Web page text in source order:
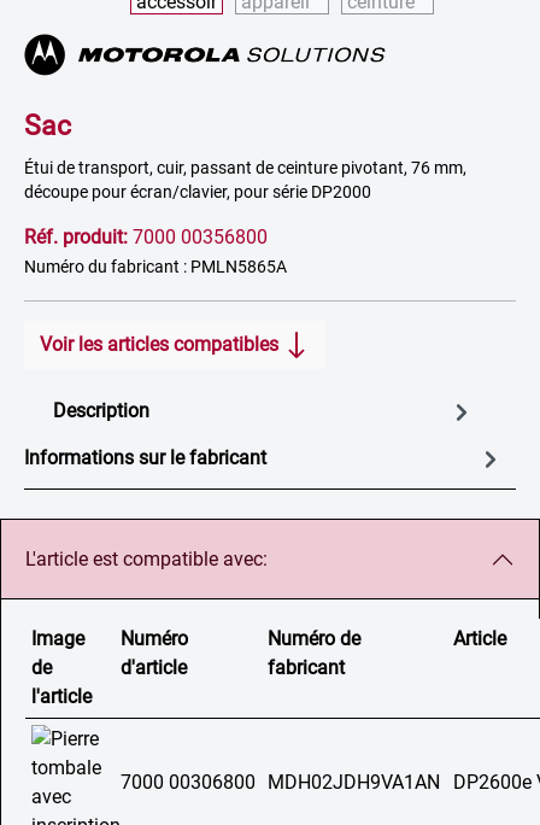
Sac
Étui de transport, cuir, passant de ceinture pivotant, 76 mm,
découpe pour écran/clavier, pour série DP2000
Réf. produit: 7000 00356800
Numéro du fabricant : PMLN5865A
Voir les articles compatibles
Description
Informations sur le fabricant
L'article est compatible avec:
Image
de
l'article
Numéro
d'article
Numéro de
fabricant
Article
7000 00306800 MDH02JDH9VA1AN DP2600e